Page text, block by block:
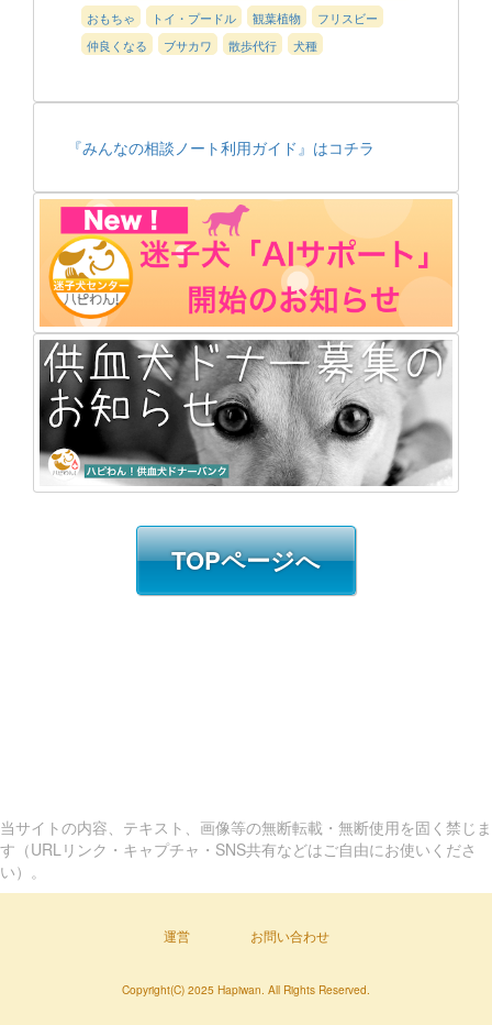
おもちゃ
トイ・プードル 観葉植物
フリスビー
仲良くなる
ブサカワ 散歩代行 犬種
『みんなの相談ノート利用ガイド』はコチラ
TOPページへ
当サイトの内容、テキスト、画像等の無断転載・無断使用を固く禁じま
す（URLリンク・キャプチャ・SNS共有などはご自由にお使いくださ
い）。
運営 お問い合わせ
Copyright(C) 2025 Hapiwan. All Rights Reserved.